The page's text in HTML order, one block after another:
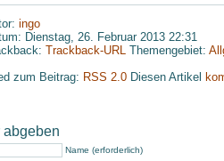
ingo
Dienstag, 26. Februar 2013 22:31
Trackback-URL Themengebiet:
zum Beitrag: RSS 2.0 Diesen Artikel
abgeben
Name (erforderlich)